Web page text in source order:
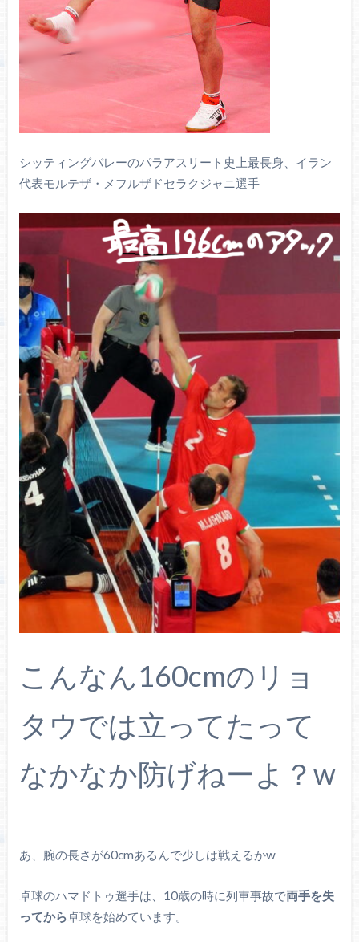
シッティングバレーのパラアスリート史上最長身、イラン
代表モルテザ・メフルザドセラクジャニ選手
こんなん160cmのリョ
タウでは立ってたって
なかなか防げねーよ？w
あ、腕の長さが60cmあるんで少しは戦えるかw
卓球のハマドトゥ選手は、10歳の時に列車事故で両手を失
ってから卓球を始めています。